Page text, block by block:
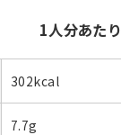
1人分あたり
302kcal
7.7g